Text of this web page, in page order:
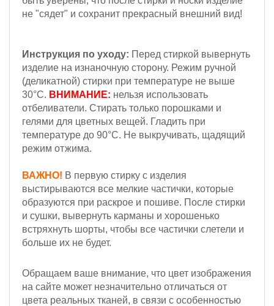
не "сядет" и сохранит прекрасный внешний вид!
Инструкция по уходу: Перед стиркой вывернуть
изделие на изнаночную сторону. Режим ручной
(деликатной) стирки при температуре не выше
30°С. ВНИМАНИЕ: нельзя использовать
отбеливатели. Стирать только порошками и
гелями для цветных вещей. Гладить при
температуре до 90°С. Не выкручивать, щадящий
режим отжима.
ВАЖНО! В первую стирку с изделия
выстирываются все мелкие частички, которые
образуются при раскрое и пошиве. После стирки
и сушки, вывернуть карманы и хорошенько
встряхнуть шорты, чтобы все частички слетели и
больше их не будет.
Обращаем ваше внимание, что цвет изображения
на сайте может незначительно отличаться от
цвета реальных тканей, в связи с особенностью